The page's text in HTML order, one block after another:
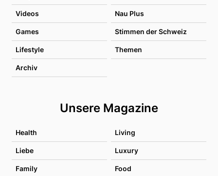
Videos Nau Plus
Games Stimmen der Schweiz
Lifestyle Themen
Archiv
Unsere Magazine
Health Living
Liebe Luxury
Family Food